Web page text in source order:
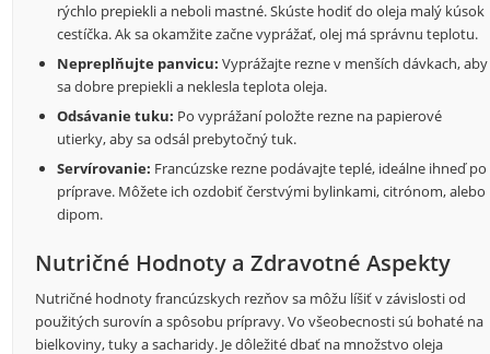
rýchlo prepiekli a neboli mastné. Skúste hodiť do oleja malý kúsok
cestíčka. Ak sa okamžite začne vyprážať, olej má správnu teplotu.
Nepreplňujte panvicu: Vyprážajte rezne v menších dávkach, aby
sa dobre prepiekli a neklesla teplota oleja.
Odsávanie tuku: Po vyprážaní položte rezne na papierové
utierky, aby sa odsál prebytočný tuk.
Servírovanie: Francúzske rezne podávajte teplé, ideálne ihneď po
príprave. Môžete ich ozdobiť čerstvými bylinkami, citrónom, alebo
dipom.
Nutričné Hodnoty a Zdravotné Aspekty
Nutričné hodnoty francúzskych rezňov sa môžu líšiť v závislosti od
použitých surovín a spôsobu prípravy. Vo všeobecnosti sú bohaté na
bielkoviny, tuky a sacharidy. Je dôležité dbať na množstvo oleja